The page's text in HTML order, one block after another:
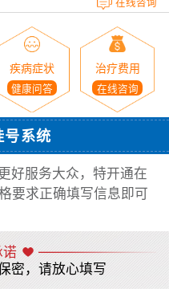
疾病症状
健康问答
治疗费用
在线咨询
号系统
好服务大众，特开通在
要求正确填写信息即可
密，请放心填写